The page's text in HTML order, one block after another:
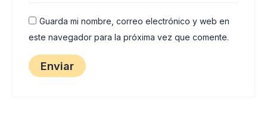
Guarda mi nombre, correo electrónico y web en
este navegador para la próxima vez que comente.